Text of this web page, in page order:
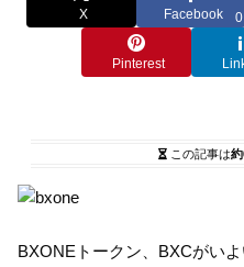
X Facebook 0
Pinterest
この記事は
BXONEトークン、BXCがいよ